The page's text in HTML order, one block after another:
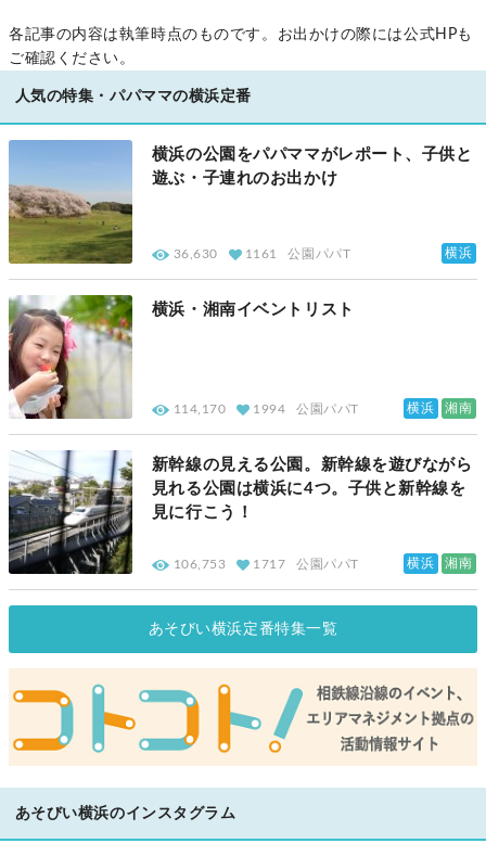
各記事の内容は執筆時点のものです。お出かけの際には公式HPも
ご確認ください。
人気の特集・パパママの横浜定番
横浜の公園をパパママがレポート、子供と
遊ぶ・子連れのお出かけ
36,630 1161 公園パパT 横浜
横浜・湘南イベントリスト
114,170 1994 公園パパT 横浜 湘南
新幹線の見える公園。新幹線を遊びながら
見れる公園は横浜に4つ。子供と新幹線を
見に行こう！
106,753 1717 公園パパT 横浜 湘南
あそびい横浜定番特集一覧
あそびい横浜のインスタグラム